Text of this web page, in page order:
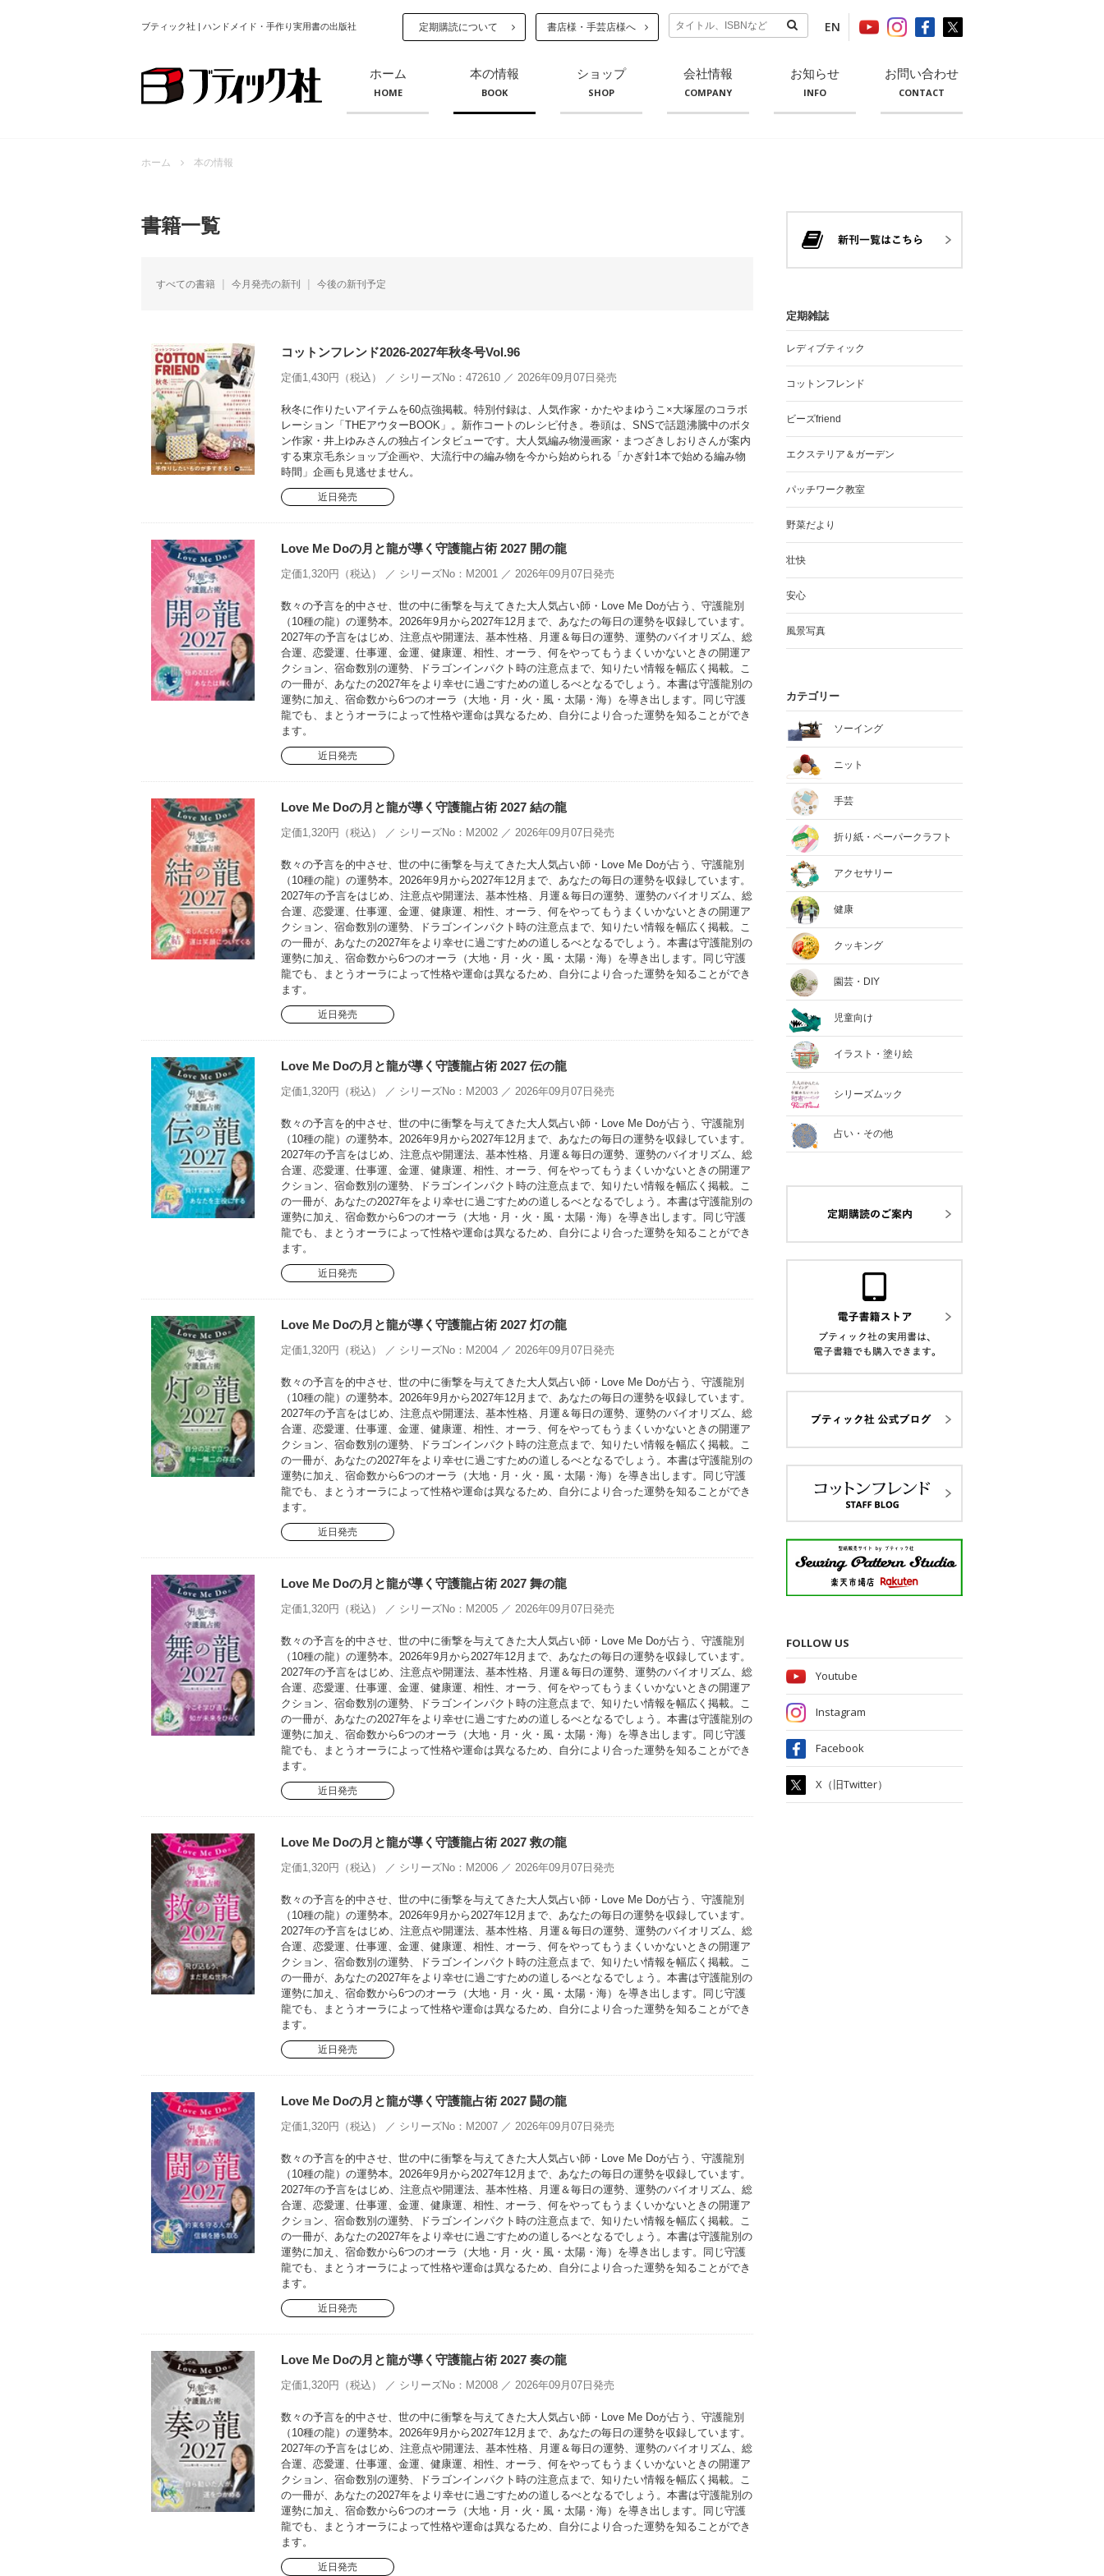
ブティック社 | ハンドメイド・手作り実用書の出版社 定期購読について 書店様・手芸店様へ EN
ホーム
HOME
本の情報
BOOK
ショップ
SHOP
会社情報
COMPANY
お知らせ
INFO
お問い合わせ
CONTACT
ホーム 本の情報
書籍一覧
すべての書籍 今月発売の新刊 今後の新刊予定
コットンフレンド2026-2027年秋冬号Vol.96
定価1,430円（税込） ／ シリーズNo：472610 ／ 2026年09月07日発売
秋冬に作りたいアイテムを60点強掲載。特別付録は、人気作家・かたやまゆうこ×大塚屋のコラボ
レーション「THEアウターBOOK」。新作コートのレシピ付き。巻頭は、SNSで話題沸騰中のボタ
ン作家・井上ゆみさんの独占インタビューです。大人気編み物漫画家・まつざきしおりさんが案内
する東京毛糸ショップ企画や、大流行中の編み物を今から始められる「かぎ針1本で始める編み物
時間」企画も見逃せません。
近日発売
Love Me Doの月と龍が導く守護龍占術 2027 開の龍
定価1,320円（税込） ／ シリーズNo：M2001 ／ 2026年09月07日発売
数々の予言を的中させ、世の中に衝撃を与えてきた大人気占い師・Love Me Doが占う、守護龍別
（10種の龍）の運勢本。2026年9月から2027年12月まで、あなたの毎日の運勢を収録しています。
2027年の予言をはじめ、注意点や開運法、基本性格、月運＆毎日の運勢、運勢のバイオリズム、総
合運、恋愛運、仕事運、金運、健康運、相性、オーラ、何をやってもうまくいかないときの開運ア
クション、宿命数別の運勢、ドラゴンインパクト時の注意点まで、知りたい情報を幅広く掲載。こ
の一冊が、あなたの2027年をより幸せに過ごすための道しるべとなるでしょう。本書は守護龍別の
運勢に加え、宿命数から6つのオーラ（大地・月・火・風・太陽・海）を導き出します。同じ守護
龍でも、まとうオーラによって性格や運命は異なるため、自分により合った運勢を知ることができ
ます。
近日発売
Love Me Doの月と龍が導く守護龍占術 2027 結の龍
定価1,320円（税込） ／ シリーズNo：M2002 ／ 2026年09月07日発売
数々の予言を的中させ、世の中に衝撃を与えてきた大人気占い師・Love Me Doが占う、守護龍別
（10種の龍）の運勢本。2026年9月から2027年12月まで、あなたの毎日の運勢を収録しています。
2027年の予言をはじめ、注意点や開運法、基本性格、月運＆毎日の運勢、運勢のバイオリズム、総
合運、恋愛運、仕事運、金運、健康運、相性、オーラ、何をやってもうまくいかないときの開運ア
クション、宿命数別の運勢、ドラゴンインパクト時の注意点まで、知りたい情報を幅広く掲載。こ
の一冊が、あなたの2027年をより幸せに過ごすための道しるべとなるでしょう。本書は守護龍別の
運勢に加え、宿命数から6つのオーラ（大地・月・火・風・太陽・海）を導き出します。同じ守護
龍でも、まとうオーラによって性格や運命は異なるため、自分により合った運勢を知ることができ
ます。
近日発売
Love Me Doの月と龍が導く守護龍占術 2027 伝の龍
定価1,320円（税込） ／ シリーズNo：M2003 ／ 2026年09月07日発売
数々の予言を的中させ、世の中に衝撃を与えてきた大人気占い師・Love Me Doが占う、守護龍別
（10種の龍）の運勢本。2026年9月から2027年12月まで、あなたの毎日の運勢を収録しています。
2027年の予言をはじめ、注意点や開運法、基本性格、月運＆毎日の運勢、運勢のバイオリズム、総
合運、恋愛運、仕事運、金運、健康運、相性、オーラ、何をやってもうまくいかないときの開運ア
クション、宿命数別の運勢、ドラゴンインパクト時の注意点まで、知りたい情報を幅広く掲載。こ
の一冊が、あなたの2027年をより幸せに過ごすための道しるべとなるでしょう。本書は守護龍別の
運勢に加え、宿命数から6つのオーラ（大地・月・火・風・太陽・海）を導き出します。同じ守護
龍でも、まとうオーラによって性格や運命は異なるため、自分により合った運勢を知ることができ
ます。
近日発売
Love Me Doの月と龍が導く守護龍占術 2027 灯の龍
定価1,320円（税込） ／ シリーズNo：M2004 ／ 2026年09月07日発売
数々の予言を的中させ、世の中に衝撃を与えてきた大人気占い師・Love Me Doが占う、守護龍別
（10種の龍）の運勢本。2026年9月から2027年12月まで、あなたの毎日の運勢を収録しています。
2027年の予言をはじめ、注意点や開運法、基本性格、月運＆毎日の運勢、運勢のバイオリズム、総
合運、恋愛運、仕事運、金運、健康運、相性、オーラ、何をやってもうまくいかないときの開運ア
クション、宿命数別の運勢、ドラゴンインパクト時の注意点まで、知りたい情報を幅広く掲載。こ
の一冊が、あなたの2027年をより幸せに過ごすための道しるべとなるでしょう。本書は守護龍別の
運勢に加え、宿命数から6つのオーラ（大地・月・火・風・太陽・海）を導き出します。同じ守護
龍でも、まとうオーラによって性格や運命は異なるため、自分により合った運勢を知ることができ
ます。
近日発売
Love Me Doの月と龍が導く守護龍占術 2027 舞の龍
定価1,320円（税込） ／ シリーズNo：M2005 ／ 2026年09月07日発売
数々の予言を的中させ、世の中に衝撃を与えてきた大人気占い師・Love Me Doが占う、守護龍別
（10種の龍）の運勢本。2026年9月から2027年12月まで、あなたの毎日の運勢を収録しています。
2027年の予言をはじめ、注意点や開運法、基本性格、月運＆毎日の運勢、運勢のバイオリズム、総
合運、恋愛運、仕事運、金運、健康運、相性、オーラ、何をやってもうまくいかないときの開運ア
クション、宿命数別の運勢、ドラゴンインパクト時の注意点まで、知りたい情報を幅広く掲載。こ
の一冊が、あなたの2027年をより幸せに過ごすための道しるべとなるでしょう。本書は守護龍別の
運勢に加え、宿命数から6つのオーラ（大地・月・火・風・太陽・海）を導き出します。同じ守護
龍でも、まとうオーラによって性格や運命は異なるため、自分により合った運勢を知ることができ
ます。
近日発売
Love Me Doの月と龍が導く守護龍占術 2027 救の龍
定価1,320円（税込） ／ シリーズNo：M2006 ／ 2026年09月07日発売
数々の予言を的中させ、世の中に衝撃を与えてきた大人気占い師・Love Me Doが占う、守護龍別
（10種の龍）の運勢本。2026年9月から2027年12月まで、あなたの毎日の運勢を収録しています。
2027年の予言をはじめ、注意点や開運法、基本性格、月運＆毎日の運勢、運勢のバイオリズム、総
合運、恋愛運、仕事運、金運、健康運、相性、オーラ、何をやってもうまくいかないときの開運ア
クション、宿命数別の運勢、ドラゴンインパクト時の注意点まで、知りたい情報を幅広く掲載。こ
の一冊が、あなたの2027年をより幸せに過ごすための道しるべとなるでしょう。本書は守護龍別の
運勢に加え、宿命数から6つのオーラ（大地・月・火・風・太陽・海）を導き出します。同じ守護
龍でも、まとうオーラによって性格や運命は異なるため、自分により合った運勢を知ることができ
ます。
近日発売
Love Me Doの月と龍が導く守護龍占術 2027 闘の龍
定価1,320円（税込） ／ シリーズNo：M2007 ／ 2026年09月07日発売
数々の予言を的中させ、世の中に衝撃を与えてきた大人気占い師・Love Me Doが占う、守護龍別
（10種の龍）の運勢本。2026年9月から2027年12月まで、あなたの毎日の運勢を収録しています。
2027年の予言をはじめ、注意点や開運法、基本性格、月運＆毎日の運勢、運勢のバイオリズム、総
合運、恋愛運、仕事運、金運、健康運、相性、オーラ、何をやってもうまくいかないときの開運ア
クション、宿命数別の運勢、ドラゴンインパクト時の注意点まで、知りたい情報を幅広く掲載。こ
の一冊が、あなたの2027年をより幸せに過ごすための道しるべとなるでしょう。本書は守護龍別の
運勢に加え、宿命数から6つのオーラ（大地・月・火・風・太陽・海）を導き出します。同じ守護
龍でも、まとうオーラによって性格や運命は異なるため、自分により合った運勢を知ることができ
ます。
近日発売
Love Me Doの月と龍が導く守護龍占術 2027 奏の龍
定価1,320円（税込） ／ シリーズNo：M2008 ／ 2026年09月07日発売
数々の予言を的中させ、世の中に衝撃を与えてきた大人気占い師・Love Me Doが占う、守護龍別
（10種の龍）の運勢本。2026年9月から2027年12月まで、あなたの毎日の運勢を収録しています。
2027年の予言をはじめ、注意点や開運法、基本性格、月運＆毎日の運勢、運勢のバイオリズム、総
合運、恋愛運、仕事運、金運、健康運、相性、オーラ、何をやってもうまくいかないときの開運ア
クション、宿命数別の運勢、ドラゴンインパクト時の注意点まで、知りたい情報を幅広く掲載。こ
の一冊が、あなたの2027年をより幸せに過ごすための道しるべとなるでしょう。本書は守護龍別の
運勢に加え、宿命数から6つのオーラ（大地・月・火・風・太陽・海）を導き出します。同じ守護
龍でも、まとうオーラによって性格や運命は異なるため、自分により合った運勢を知ることができ
ます。
近日発売
定期雑誌
レディブティック
コットンフレンド
ビーズfriend
エクステリア＆ガーデン
パッチワーク教室
野菜だより
壮快
安心
風景写真
カテゴリー
ソーイング
ニット
手芸
折り紙・ペーパークラフト
アクセサリー
健康
クッキング
園芸・DIY
児童向け
イラスト・塗り絵
シリーズムック
占い・その他
FOLLOW US
Youtube
Instagram
Facebook
X（旧Twitter）